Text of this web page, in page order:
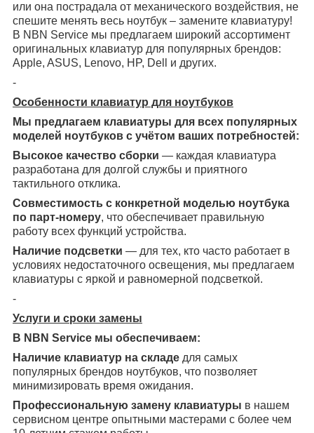
или она пострадала от механического воздействия, не
спешите менять весь ноутбук – замените клавиатуру!
В NBN Service мы предлагаем широкий ассортимент
оригинальных клавиатур для популярных брендов:
Apple, ASUS, Lenovo, HP, Dell и других.
-
Особенности клавиатур для ноутбуков
Мы предлагаем клавиатуры для всех популярных
моделей ноутбуков с учётом ваших потребностей:
Высокое качество сборки — каждая клавиатура
разработана для долгой службы и приятного
тактильного отклика.
Совместимость с конкретной моделью ноутбука
по парт-номеру, что обеспечивает правильную
работу всех функций устройства.
Наличие подсветки — для тех, кто часто работает в
условиях недостаточного освещения, мы предлагаем
клавиатуры с яркой и равномерной подсветкой.
-
Услуги и сроки замены
В NBN Service мы обеспечиваем:
Наличие клавиатур на складе для самых
популярных брендов ноутбуков, что позволяет
минимизировать время ожидания.
Профессиональную замену клавиатуры в нашем
сервисном центре опытными мастерами с более чем